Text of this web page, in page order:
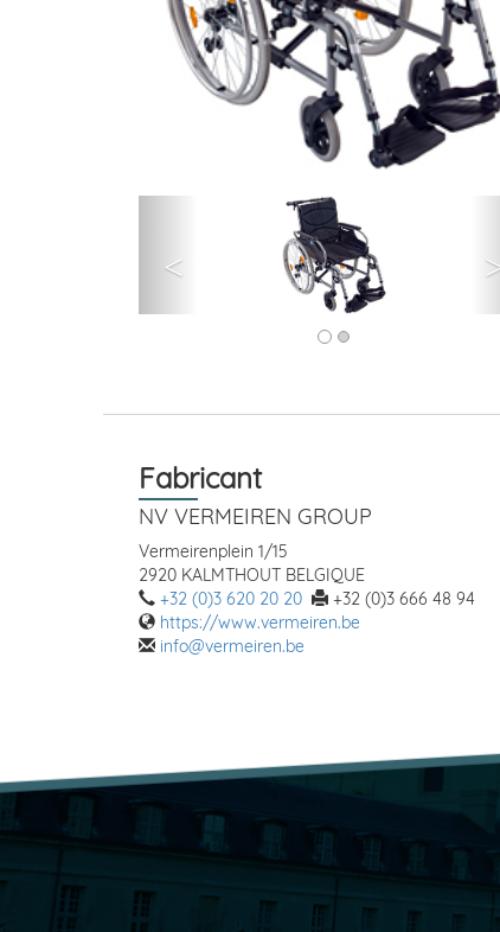
<
Fabricant
NV VERMEIREN GROUP
Vermeirenplein 1/15
2920 KALMTHOUT BELGIQUE
+32 (0)3 620 20 20
+32 (0)3 666 48 94
https://www.vermeiren.be
info@vermeiren.be